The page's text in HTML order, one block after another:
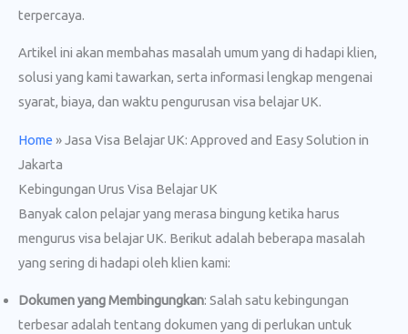
terpercaya.
Artikel ini akan membahas masalah umum yang di hadapi klien,
solusi yang kami tawarkan, serta informasi lengkap mengenai
syarat, biaya, dan waktu pengurusan visa belajar UK.
Home »Jasa Visa Belajar UK: Approved and Easy Solution in
Jakarta
Kebingungan Urus Visa Belajar UK
Banyak calon pelajar yang merasa bingung ketika harus
mengurus visa belajar UK. Berikut adalah beberapa masalah
yang sering di hadapi oleh klien kami:
Dokumen yang Membingungkan: Salah satu kebingungan
terbesar adalah tentang dokumen yang di perlukan untuk